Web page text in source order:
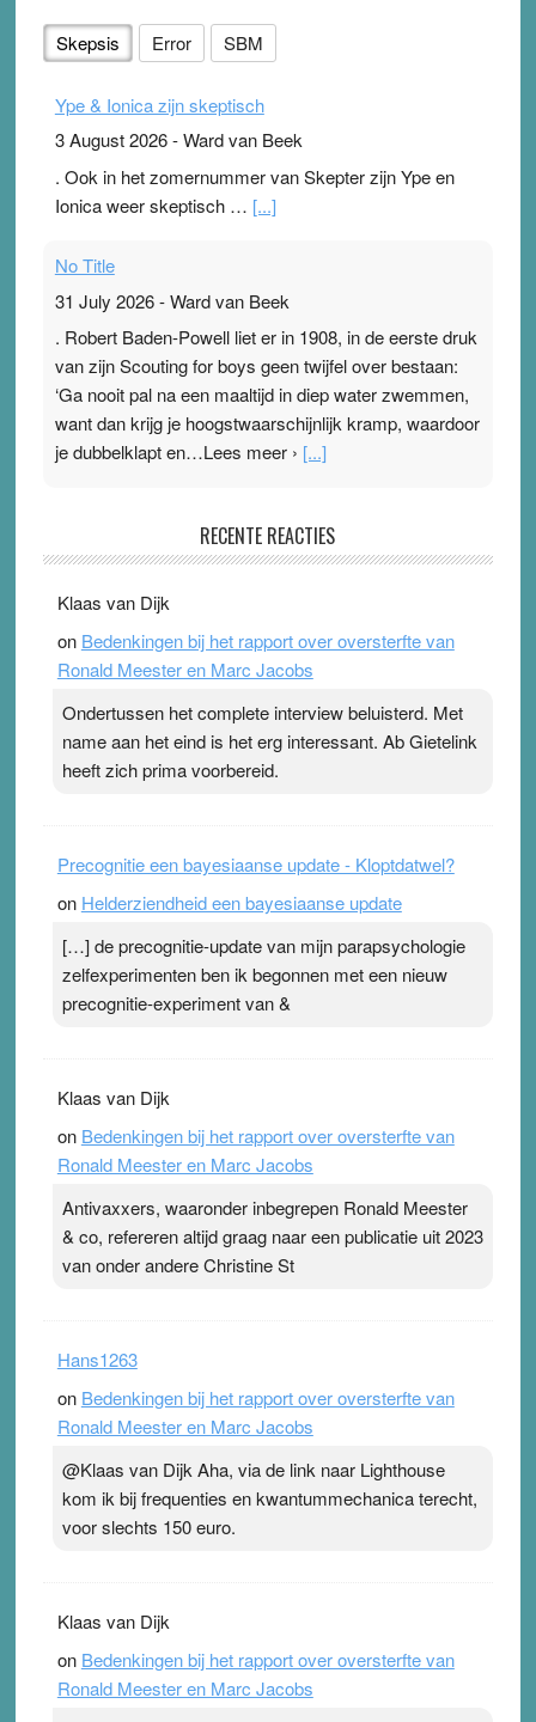
Skepsis Error SBM
Ype & Ionica zijn skeptisch
3 August 2026-Ward van Beek
. Ook in het zomernummer van Skepter zijn Ype en
Ionica weer skeptisch … [...]
No Title
31 July 2026-Ward van Beek
. Robert Baden-Powell liet er in 1908, in de eerste druk
van zijn Scouting for boys geen twijfel over bestaan:
‘Ga nooit pal na een maaltijd in diep water zwemmen,
want dan krijg je hoogstwaarschijnlijk kramp, waardoor
je dubbelklapt en…Lees meer › [...]
Ward van Beek
topsporters. Ze hopen ermee hun hartslag te verlagen
terwijl ze meer zuurstof opnemen. Daarop heeft zo’n
pleister geen effect. Maar het gevoel ‘makkelijker te
Pleisterplakkers in de topspsort ›[...]
RECENTE REACTIES
Klaas van Dijk
on Bedenkingen bij het rapport over oversterfte van
Ronald Meester en Marc Jacobs
Ondertussen het complete interview beluisterd. Met
name aan het eind is het erg interessant. Ab Gietelink
heeft zich prima voorbereid.
Precognitie een bayesiaanse update - Kloptdatwel?
on Helderziendheid een bayesiaanse update
[…] de precognitie-update van mijn parapsychologie
zelfexperimenten ben ik begonnen met een nieuw
precognitie-experiment van &
Klaas van Dijk
on Bedenkingen bij het rapport over oversterfte van
Ronald Meester en Marc Jacobs
Antivaxxers, waaronder inbegrepen Ronald Meester
& co, refereren altijd graag naar een publicatie uit 2023
van onder andere Christine St
Hans1263
on Bedenkingen bij het rapport over oversterfte van
Ronald Meester en Marc Jacobs
@Klaas van Dijk Aha, via de link naar Lighthouse
kom ik bij frequenties en kwantummechanica terecht,
voor slechts 150 euro.
Klaas van Dijk
on Bedenkingen bij het rapport over oversterfte van
Ronald Meester en Marc Jacobs